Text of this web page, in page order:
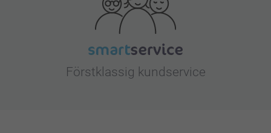
Förstklassig kundservice